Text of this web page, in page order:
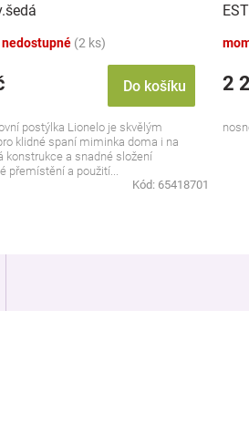
(2 ks)
Do košíku
postýlka Lionelo je skvělým
klidné spaní miminka doma i na
konstrukce a snadné složení
přemístění a použití...
Kód: 65418701
2